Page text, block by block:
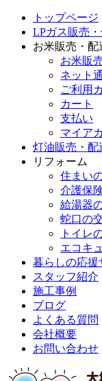
トップページ
LPガス販売
お米販売・配
お米販
ネット
ご利用
カート
支払い
マイア
灯油販売・配
リフォーム
住まい
介護保
給湯器
蛇口の
トイレ
エコキ
暮らしの応援
スタッフ紹介
施工事例
ブログ
よくある質問
会社概要
お問い合わせ